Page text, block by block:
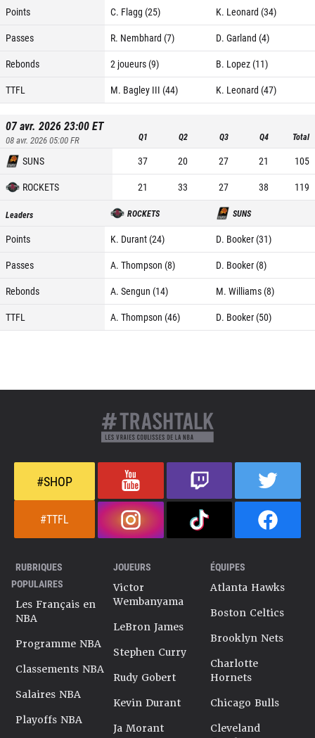
Points C. Flagg (25)
K. Leonard (34)
Passes
R. Nembhard (7)
D. Garland (4)
Rebonds
2 joueurs (9)
B. Lopez (11)
TTFL
M. Bagley III (44) K. Leonard (47)
07 avr. 2026 23:00ET
08 avr. 2026 05:00FR Q1 Q2 Q3 Q4 Total
SUNS 37 20 27 21
105
ROCKETS
21 33 27 38 119
Leaders ROCKETS SUNS
Points K. Durant (24)
D. Booker (31)
Passes
A. Thompson (8)
D. Booker (8)
Rebonds
A. Sengun (14)
M. Williams (8)
TTFL
A. Thompson (46) D. Booker (50)
#SHOP
#TTFL
RUBRIQUES
POPULAIRES
Les Français en
NBA
Programme NBA
Classements NBA
Salaires NBA
Playoffs NBA
JOUEURS
Victor
Wembanyama
LeBron James
Stephen Curry
Rudy Gobert
Kevin Durant
Ja Morant
ÉQUIPES
Atlanta Hawks
Boston Celtics
Brooklyn Nets
Charlotte
Hornets
Chicago Bulls
Cleveland